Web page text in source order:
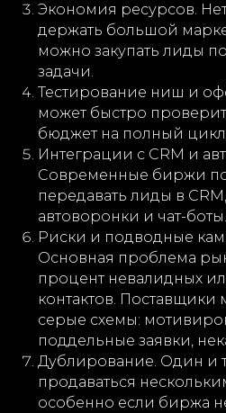
Экономия ресурсов.
держать большой
можно закупать лиды
задачи.
Тестирование ниш и
может быстро
бюджет на полный цикл
Интеграции с CRM и
Современные биржи
передавать лиды в
автоворонки и чат-боты.
Риски и подводные
Основная проблема
процент невалидных
контактов. Поставщики
серые схемы:
поддельные заявки,
Дублирование. Один и
продаваться
особенно если биржа